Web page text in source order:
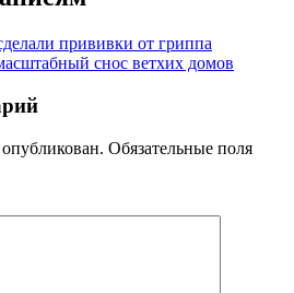
прививки от гриппа
снос ветхих домов
Обязательные поля